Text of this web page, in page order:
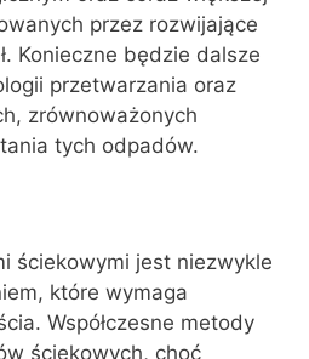
przez rozwijające
Konieczne będzie dalsze
przetwarzania oraz
zrównoważonych
tych odpadów.
ściekowymi jest niezwykle
które wymaga
Współczesne metody
ściekowych, choć